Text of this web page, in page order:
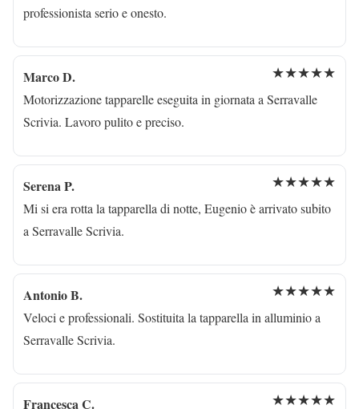
professionista serio e onesto.
Marco D. ★★★★★
Motorizzazione tapparelle eseguita in giornata a Serravalle
Scrivia. Lavoro pulito e preciso.
Serena P. ★★★★★
Mi si era rotta la tapparella di notte, Eugenio è arrivato subito
a Serravalle Scrivia.
Antonio B. ★★★★★
Veloci e professionali. Sostituita la tapparella in alluminio a
Serravalle Scrivia.
Francesca C. ★★★★★